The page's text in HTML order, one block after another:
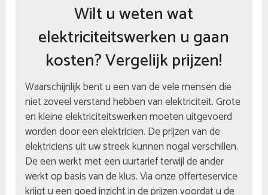
Wilt u weten wat
elektriciteitswerken u gaan
kosten? Vergelijk prijzen!
Waarschijnlijk bent u een van de vele mensen die
niet zoveel verstand hebben van elektriciteit. Grote
en kleine elektriciteitswerken moeten uitgevoerd
worden door een elektricien. De prijzen van de
elektriciens uit uw streek kunnen nogal verschillen.
De een werkt met een uurtarief terwijl de ander
werkt op basis van de klus. Via onze offerteservice
krijgt u een goed inzicht in de prijzen voordat u de